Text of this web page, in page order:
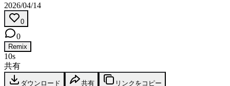
2026/04/14
0
0
Remix
10s
共有
ダウンロード 共有 リンクをコピー